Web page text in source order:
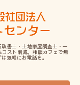
書士・土地家屋調査士・一
スト削減。相談カフェで無
気軽にお電話を。